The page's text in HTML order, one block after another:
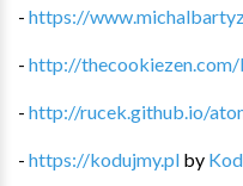
- https://
- http://
- http://rucek.github.io/
- https://kodujmy.pl by